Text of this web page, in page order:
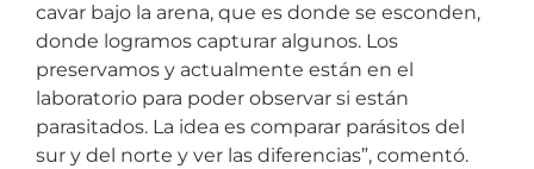
cavar bajo la arena, que es donde se esconden,
donde logramos capturar algunos. Los
preservamos y actualmente están en el
laboratorio para poder observar si están
parasitados. La idea es comparar parásitos del
sur y del norte y ver las diferencias”, comentó.